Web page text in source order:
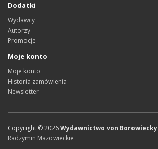
Dodatki
Wydawcy
Autorzy
Promocje
Moje konto
Moje konto
Historia zamówienia
Newsletter
Copyright ©2026Wydawnictwo von Borowiecky
Radzymin Mazowieckie